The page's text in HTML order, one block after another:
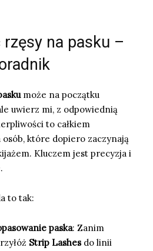
na pasku –
może na początku
uwierz mi, z odpowiednią
to całkiem
które dopiero zaczynają
Kluczem jest precyzja i
to tak:
paska: Zanim
Strip Lashesdo linii